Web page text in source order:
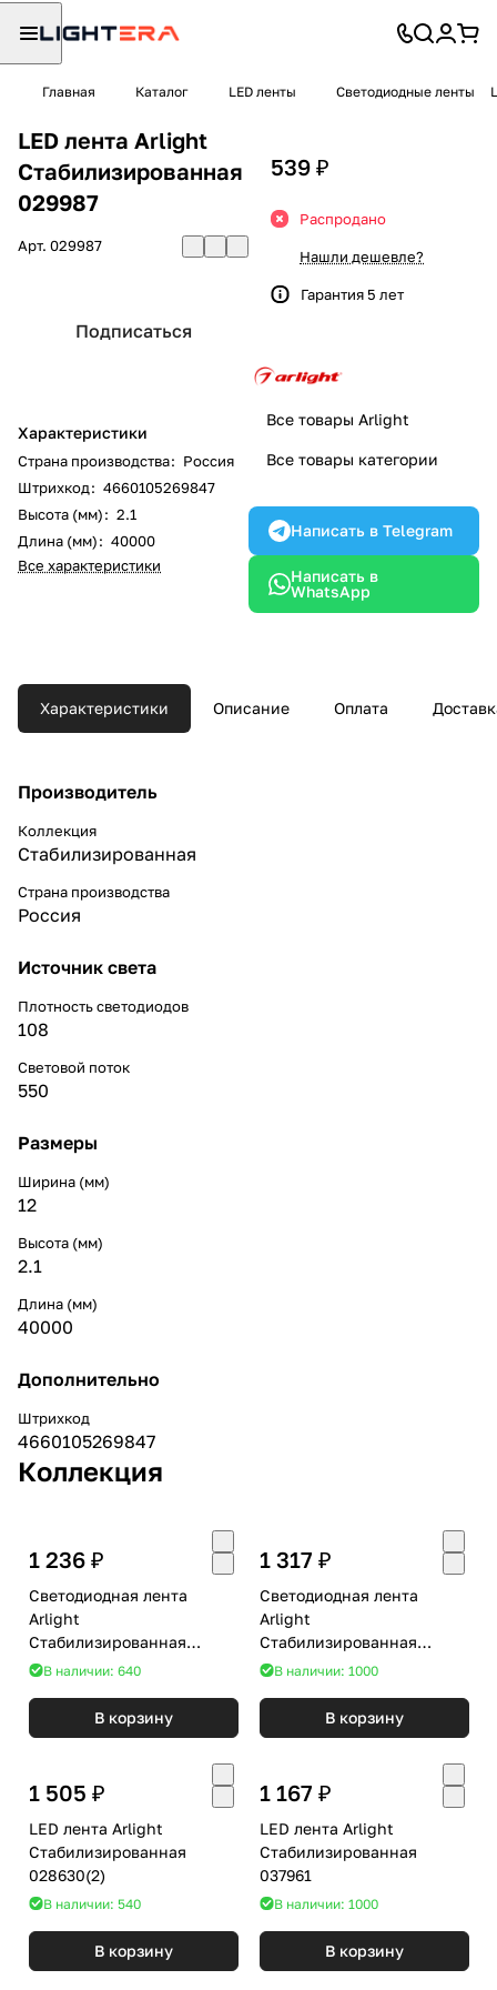
Главная Каталог LED ленты Светодиодные ленты
LED лента Arlight
Стабилизированная
029987
Арт. 029987
Подписаться
Характеристики
Страна производства: Россия
Штрихкод: 4660105269847
Высота (мм): 2.1
Длина (мм): 40000
Все характеристики
539 ₽
Распродано
Нашли дешевле?
Гарантия 5 лет
Все товары Arlight
Все товары категории
Написать в Telegram
Написать в
WhatsApp
Характеристики Описание Оплата
Производитель
Коллекция
Стабилизированная
Страна производства
Россия
Источник света
Плотность светодиодов
108
Световой поток
550
Размеры
Ширина (мм)
12
Высота (мм)
2.1
Длина (мм)
40000
Дополнительно
Штрихкод
4660105269847
Коллекция
1 236 ₽
Светодиодная лента
Arlight
Стабилизированная
050656
В наличии: 640
В корзину
1 317 ₽
Светодиодная лента
Arlight
Стабилизированная
040676
В наличии: 1000
В корзину
1 505 ₽
LED лента Arlight
Стабилизированная
028630(2)
В наличии: 540
В корзину
1 167 ₽
LED лента Arlight
Стабилизированная
037961
В наличии: 1000
В корзину